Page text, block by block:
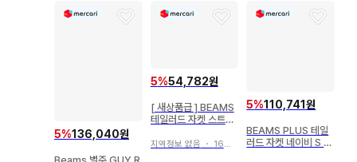
5%136,040원
5%54,782원
[ 새상품급 ] BEAMS
테일러드 자켓 스트라
지역정보 없음 ・ 16일 전
5%110,741원
BEAMS PLUS 테일
러드 자켓 네이비 S 사